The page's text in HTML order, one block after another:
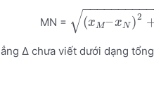
MN = (xM–xN )2
−−−−−−−−−
√
Δ chưa viết dưới dạng